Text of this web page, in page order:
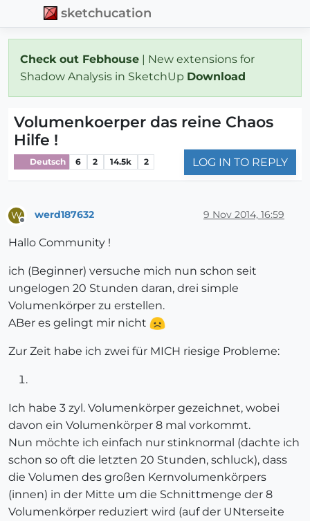
sketchucation
Check out Febhouse | New extensions for
Shadow Analysis in SketchUp Download
Volumenkoerper das reine Chaos
Hilfe !
Deutsch 6 2 14.5k 2 LOG IN TO REPLY
W werd187632 9 Nov 2014, 16:59
Hallo Community !
ich (Beginner) versuche mich nun schon seit
ungelogen 20 Stunden daran, drei simple
Volumenkörper zu erstellen.
ABer es gelingt mir nicht
Zur Zeit habe ich zwei für MICH riesige Probleme:
Ich habe 3 zyl. Volumenkörper gezeichnet, wobei
davon ein Volumenkörper 8 mal vorkommt.
Nun möchte ich einfach nur stinknormal (dachte ich
schon so oft die letzten 20 Stunden, schluck), dass
die Volumen des großen Kernvolumenkörpers
(innen) in der Mitte um die Schnittmenge der 8
Volumenkörper reduziert wird (auf der UNterseite